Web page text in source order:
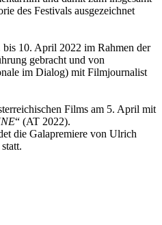
des Festivals ausgezeichnet
10. April 2022 im Rahmen der
gebracht und von
im Dialog) mit Filmjournalist
Films am 5. April mit
“ (AT 2022).
die Galapremiere von Ulrich